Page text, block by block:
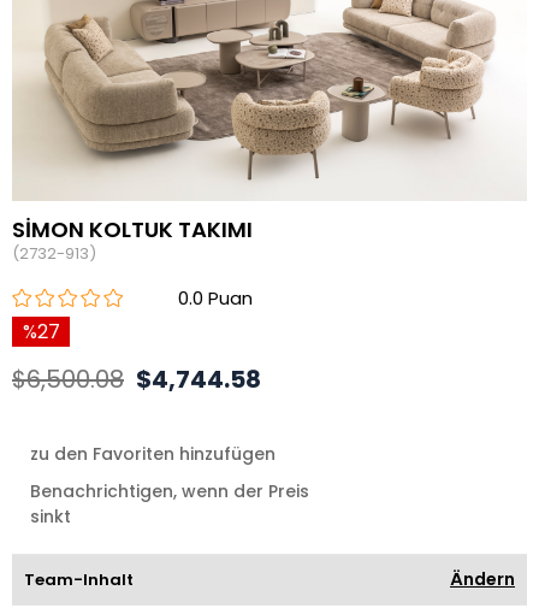
SİMON KOLTUK TAKIMI
(2732-913)
0.0
27
$6,500.08 $4,744.58
zu den Favoriten hinzufügen
Benachrichtigen, wenn der Preis
sinkt
Team-Inhalt Ändern